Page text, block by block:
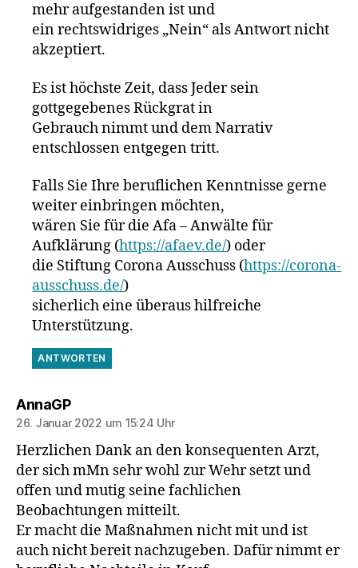
mehr aufgestanden ist und
ein rechtswidriges „Nein“ als Antwort nicht
akzeptiert.
Es ist höchste Zeit, dass Jeder sein
gottgegebenes Rückgrat in
Gebrauch nimmt und dem Narrativ
entschlossen entgegen tritt.
Falls Sie Ihre beruflichen Kenntnisse gerne
weiter einbringen möchten,
wären Sie für die Afa – Anwälte für
Aufklärung (https://afaev.de/) oder
die Stiftung Corona Ausschuss (https://corona-
ausschuss.de/)
sicherlich eine überaus hilfreiche
Unterstützung.
ANTWORTEN
AnnaGPsagt:
26. Januar 2022 um 15:24 Uhr
Herzlichen Dank an den konsequenten Arzt,
der sich mMn sehr wohl zur Wehr setzt und
offen und mutig seine fachlichen
Beobachtungen mitteilt.
Er macht die Maßnahmen nicht mit und ist
auch nicht bereit nachzugeben. Dafür nimmt er